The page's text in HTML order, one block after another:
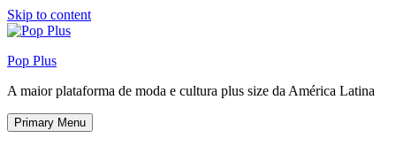
Skip to content
Pop Plus
A maior plataforma de moda e cultura plus size da América Latina
Primary Menu